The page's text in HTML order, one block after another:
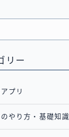
リー
プリ
やり方・基礎知識